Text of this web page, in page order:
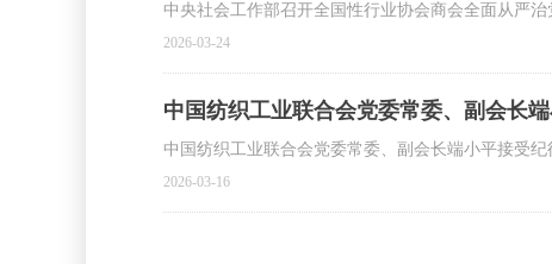
中央社会工作部召开全国性行业协会商会全面从严
2026-03-24
中国纺织工业联合会党委常委、副会长
中国纺织工业联合会党委常委、副会长端小平接受
2026-03-16